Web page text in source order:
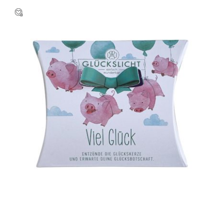
AUSFÜHRUNG WÄHLEN DIESES
PRODUKT
WEIST
MEHRERE
VARIANTEN
DIE
OPTIONEN
/
DETAILS